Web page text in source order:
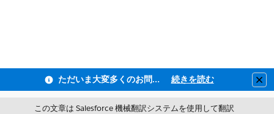
ただいま大変多くのお問い合わせをいただいており、ご連絡までにお時間を頂戴しております 続きを読む
この文章は Salesforce 機械翻訳システムを使用して翻訳